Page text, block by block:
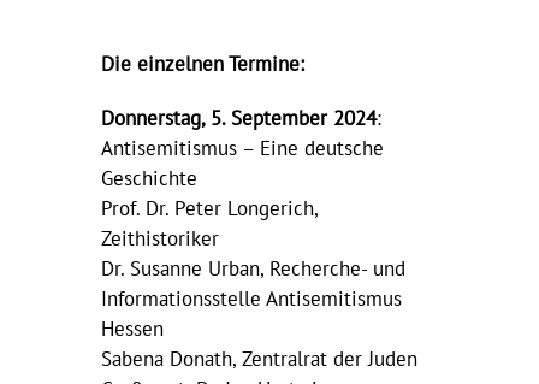
Die einzelnen Termine:
Donnerstag, 5. September 2024:
Antisemitismus – Eine deutsche
Geschichte
Prof. Dr. Peter Longerich,
Zeithistoriker
Dr. Susanne Urban, Recherche- und
Informationsstelle Antisemitismus
Hessen
Sabena Donath, Zentralrat der Juden